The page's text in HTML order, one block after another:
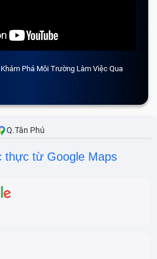
Phá Môi Trường Làm Việc Qua
Q.Tân Phú
thực từ Google Maps